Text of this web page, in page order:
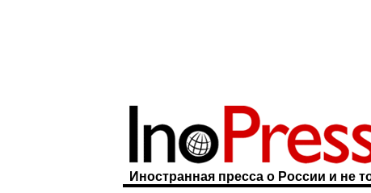
Иностранная пресса о России и не